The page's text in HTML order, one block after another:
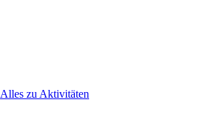
Alles zu Aktivitäten